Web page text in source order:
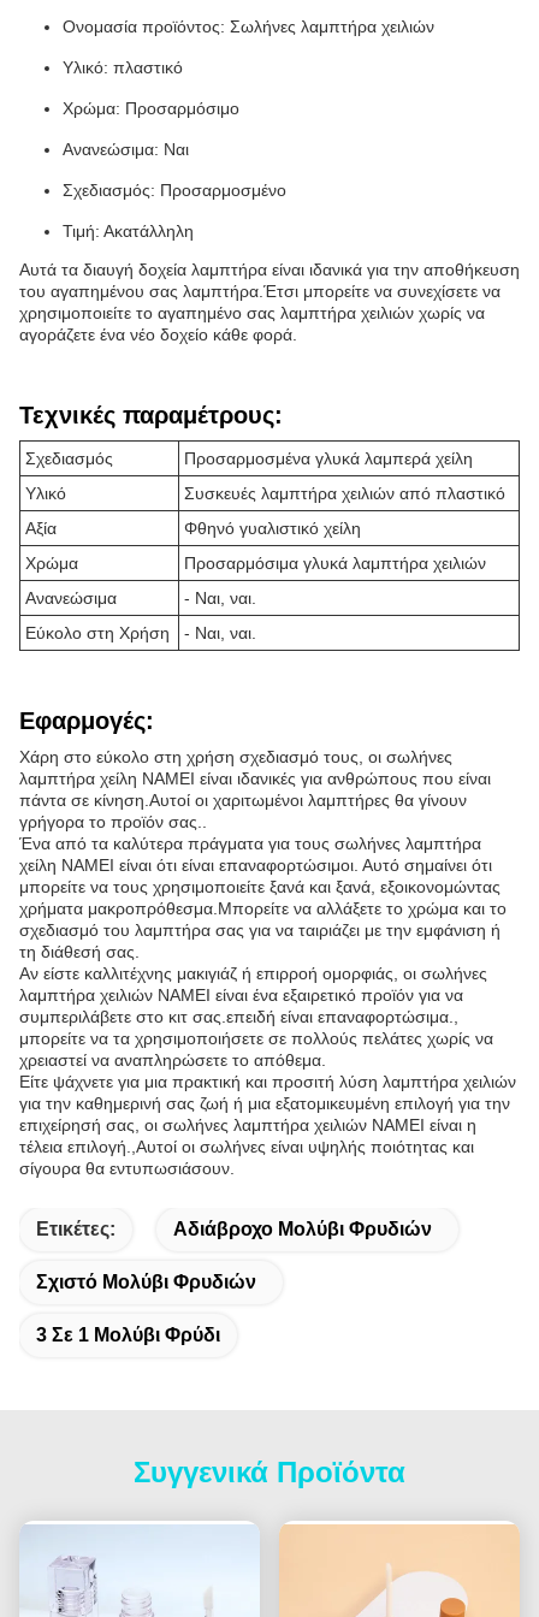
Ονομασία προϊόντος: Σωλήνες λαμπτήρα χειλιών
Υλικό: πλαστικό
Χρώμα: Προσαρμόσιμο
Ανανεώσιμα: Ναι
Σχεδιασμός: Προσαρμοσμένο
Τιμή: Ακατάλληλη
Αυτά τα διαυγή δοχεία λαμπτήρα είναι ιδανικά για την αποθήκευση
του αγαπημένου σας λαμπτήρα.Έτσι μπορείτε να συνεχίσετε να
χρησιμοποιείτε το αγαπημένο σας λαμπτήρα χειλιών χωρίς να
αγοράζετε ένα νέο δοχείο κάθε φορά.
Τεχνικές παραμέτρους:
Σχεδιασμός
Προσαρμοσμένα γλυκά λαμπερά χείλη
Υλικό
Συσκευές λαμπτήρα χειλιών από πλαστικό
Αξία
Φθηνό γυαλιστικό χείλη
Χρώμα
Προσαρμόσιμα γλυκά λαμπτήρα χειλιών
Ανανεώσιμα
- Ναι, ναι.
Εύκολο στη Χρήση
- Ναι, ναι.
Εφαρμογές:
Χάρη στο εύκολο στη χρήση σχεδιασμό τους, οι σωλήνες
λαμπτήρα χείλη NAMEI είναι ιδανικές για ανθρώπους που είναι
πάντα σε κίνηση.Αυτοί οι χαριτωμένοι λαμπτήρες θα γίνουν
γρήγορα το προϊόν σας..
Ένα από τα καλύτερα πράγματα για τους σωλήνες λαμπτήρα
χείλη NAMEI είναι ότι είναι επαναφορτώσιμοι. Αυτό σημαίνει ότι
μπορείτε να τους χρησιμοποιείτε ξανά και ξανά, εξοικονομώντας
χρήματα μακροπρόθεσμα.Μπορείτε να αλλάξετε το χρώμα και το
σχεδιασμό του λαμπτήρα σας για να ταιριάζει με την εμφάνιση ή
τη διάθεσή σας.
Αν είστε καλλιτέχνης μακιγιάζ ή επιρροή ομορφιάς, οι σωλήνες
λαμπτήρα χειλιών NAMEI είναι ένα εξαιρετικό προϊόν για να
συμπεριλάβετε στο κιτ σας.επειδή είναι επαναφορτώσιμα.,
μπορείτε να τα χρησιμοποιήσετε σε πολλούς πελάτες χωρίς να
χρειαστεί να αναπληρώσετε το απόθεμα.
Είτε ψάχνετε για μια πρακτική και προσιτή λύση λαμπτήρα χειλιών
για την καθημερινή σας ζωή ή μια εξατομικευμένη επιλογή για την
επιχείρησή σας, οι σωλήνες λαμπτήρα χειλιών NAMEI είναι η
τέλεια επιλογή.,Αυτοί οι σωλήνες είναι υψηλής ποιότητας και
σίγουρα θα εντυπωσιάσουν.
Ετικέτες: Αδιάβροχο Μολύβι Φρυδιών
Σχιστό Μολύβι Φρυδιών
3 Σε 1 Μολύβι Φρύδι
Συγγενικά Προϊόντα